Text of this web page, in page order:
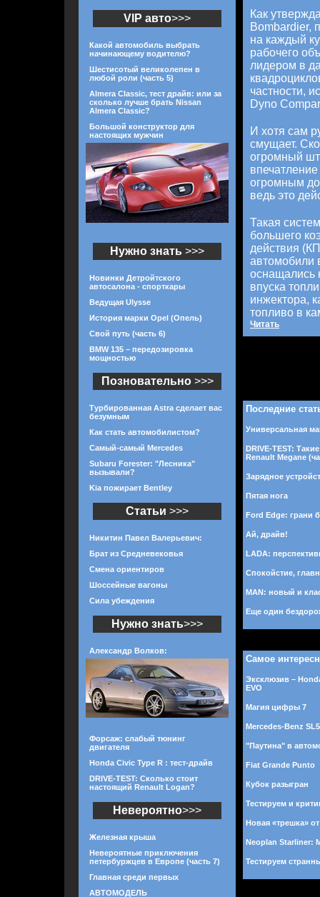
VIP авто>>>
Какой автомобиль выбрать
начинающему водителю?
Шестисотый великолепен в
любой роли (часть 5)
Almera Classic, тест драйв: или за
сколько лучше брать Nissan
Almera Classic?
Большой конструктор для
настоящих мужчин
Нужно знать >>>
Новинки Детройтского
автосалона - спорткары
Ведущая Ulysse
История марки Opel (Опель)
Свой путь (часть 6)
BMW 135 – передозировка
мощностью
Позновательно >>>
Турбированная Astra сделает вас
безумным
Как стать автомобилистом?
Самый-самый Mercedes
Subaru Forester: "Лесника"
вызывали?
Kia пожирает Bentley
Статьи >>>
Никитин Павел Валерьевич:
Брат из Средневековья
Смена ориентиров
Шоссейные вагоны
Сила убеждения
Нужно знать>>>
Александр Волков:
Форсаж: слабый тюнинг
двигателя
Honda Civic Type R : тест-драйв
DRIVE-TEST: Сколько стоит
настоящий Renault Logan?
Невероятно>>>
Железная крыша
Невероятные приключения
петербуржцев в Европе (часть 7)
Главная среди первых
АВТОМОДЕЛЬ
Как
Bombardier,
на каждый
рабочего
лидером в
частности,
Dyno
И хотя сам
смущает.
огромный
огромным
ведь это
Такая
большего
действия
автомобили
оснащались
впуска
инжектора,
топливо в
Читать
Последние
Универсальная
DRIVE-TEST:
Renault Megane
Зарядное
Пятая нога
Ford Edge: грани
Ай, драйв!
LADA:
Спокойстие,
MAN: новый и
Еще один
Самое
Эксклюзив –
EVO
Магия цифры 7
Mercedes-Benz
"Паутина" в
Fiat Grande Punto
Кубок разыгран
Тестируем и
Новая «трешка»
Neoplan Starliner:
Тестируем